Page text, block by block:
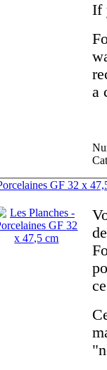
If
a
Porcelaines GF
des planches
mauvais